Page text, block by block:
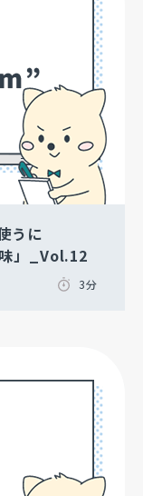
うに
」_Vol.12
3分